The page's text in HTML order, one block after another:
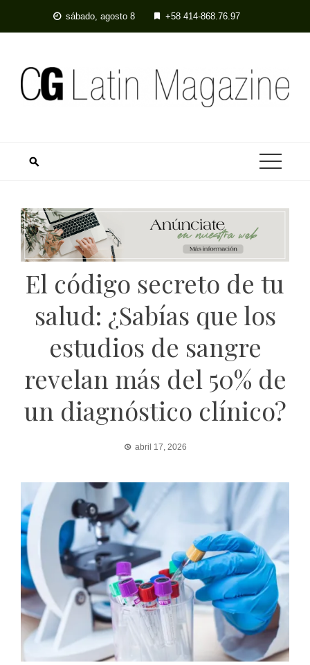
sábado, agosto 8 +58 414-868.76.97
El código secreto de tu
salud: ¿Sabías que los
estudios de sangre
revelan más del 50% de
un diagnóstico clínico?
abril 17, 2026